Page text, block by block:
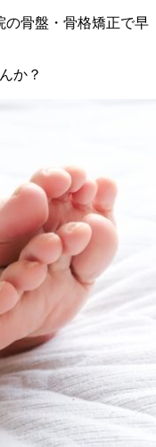
の骨盤・骨格矯正で早